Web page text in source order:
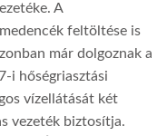
A
feltöltése is
már dolgoznak a
i hőségriasztási
vízellátását két
vezeték biztosítja.